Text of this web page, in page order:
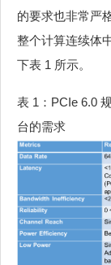
的要求也非常严
整个计算连续体
下表 1 所示。
表 1：PCIe 6.0
台的需求